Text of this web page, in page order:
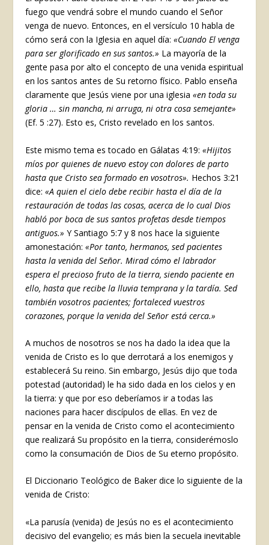
fuego que vendrá sobre el mundo cuando el Señor
venga de nuevo. Entonces, en el versículo 10 habla de
cómo será con la Iglesia en aquel día:«Cuando El venga
para ser glorificado en sus santos.» La mayoría de la
gente pasa por alto el concepto de una venida espiritual
en los santos antes de Su retorno físico. Pablo enseña
claramente que Jesús viene por una iglesia«en toda su
gloria … sin mancha, ni arruga, ni otra cosa semejante»
(Ef. 5 :27). Esto es, Cristo revelado en los santos.
Este mismo tema es tocado en Gálatas 4:19:«Hijitos
míos por quienes de nuevo estoy con dolores de parto
hasta que Cristo sea formado en vosotros». Hechos 3:21
dice:«A quien el cielo debe recibir hasta el día de la
restauración de todas las cosas, acerca de lo cual Dios
habló por boca de sus santos profetas desde tiempos
antiguos.» Y Santiago 5:7 y 8 nos hace la siguiente
amonestación:«Por tanto, hermanos, sed pacientes
hasta la venida del Señor. Mirad cómo el labrador
espera el precioso fruto de la tierra, siendo paciente en
ello, hasta que recibe la lluvia temprana y la tardía. Sed
también vosotros pacientes; fortaleced vuestros
corazones, porque la venida del Señor está cerca.»
A muchos de nosotros se nos ha dado la idea que la
venida de Cristo es lo que derrotará a los enemigos y
establecerá Su reino. Sin embargo, Jesús dijo que toda
potestad (autoridad) le ha sido dada en los cielos y en
la tierra: y que por eso deberíamos ir a todas las
naciones para hacer discípulos de ellas. En vez de
pensar en la venida de Cristo como el acontecimiento
que realizará Su propósito en la tierra, considerémoslo
como la consumación de Dios de Su eterno propósito.
El Diccionario Teológico de Baker dice lo siguiente de la
venida de Cristo:
«La parusía (venida) de Jesús no es el acontecimiento
decisivo del evangelio; es más bien la secuela inevitable